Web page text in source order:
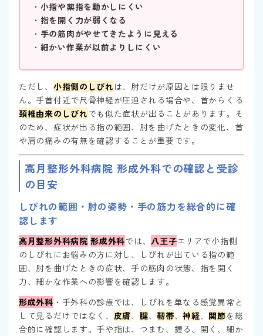
・ 小指や薬指を動かしにくい
・ 指を開く力が弱くなる
・ 手の筋肉がやせてきたように見える
・ 細かい作業が以前よりしにくい
ただし、 小指側のしびれは、肘だけが原因とは限りませ
ん。手首付近で尺骨神経が圧迫される場合や、首からくる
頚椎由来のしびれでも似た症状が出ることがあります。そ
のため、症状が出る指の範囲、肘を曲げたときの変化、首
や肩の痛みの有無を確認することが重要です。
高月整形外科病院 形成外科での確認と受診
の目安
しびれの範囲・肘の姿勢・手の筋力を総合的に確
認します
高月整形外科病院 形成外科では、八王子エリアで小指側
のしびれにお悩みの方に対し、しびれが出ている指の範
囲、肘を曲げたときの症状、手の筋肉の状態、指を開く
力、細かな作業への影響を確認します。
形成外科 ・手外科の診療では、しびれを単なる感覚異常と
して見るだけではなく、 皮膚、 腱、靭帯、神経、 関節を総
合的に確認します。手や指は、つまむ、握る、開く、細か